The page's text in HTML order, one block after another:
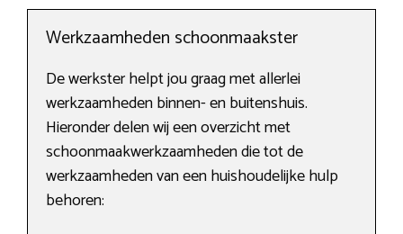
Werkzaamheden schoonmaakster
De werkster helpt jou graag met allerlei
werkzaamheden binnen- en buitenshuis.
Hieronder delen wij een overzicht met
schoonmaakwerkzaamheden die tot de
werkzaamheden van een huishoudelijke hulp
behoren: